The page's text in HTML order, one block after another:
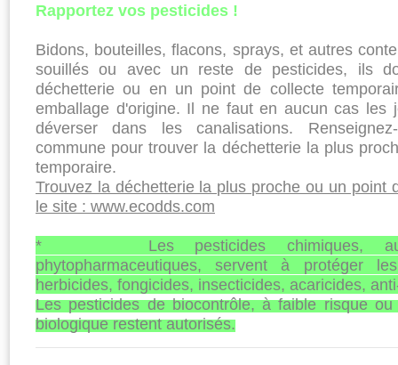
Rapportez vos pesticides !
Bidons, bouteilles, flacons, sprays, et autres
souillés ou avec un reste de pesticides, ils
déchetterie ou en un point de collecte
emballage d'origine. Il ne faut en aucun cas les
déverser dans les canalisations.
commune pour trouver la déchetterie la plus
temporaire.
Trouvez la déchetterie la plus proche ou un point
le site : www.ecodds.com
*
Les pesticides chimiques,
phytopharmaceutiques, servent à protéger
herbicides, fongicides, insecticides, acaricides,
Les pesticides de biocontrôle, à faible risque
biologique restent autorisés.